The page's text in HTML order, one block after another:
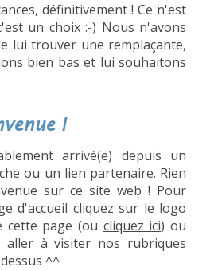
définitivement ! Ce n'est
un choix :-) Nous n'avons
lui trouver une remplaçante,
bien bas et lui souhaitons
!
arrivé(e) depuis un
ou un lien partenaire. Rien
sur ce site web ! Pour
d'accueil cliquez sur le logo
cette page (ou cliquez ici) ou
aller à visiter nos rubriques
^^